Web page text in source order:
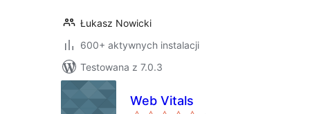
Łukasz Nowicki
600+ aktywnych instalacji
Testowana z 7.0.3
Web Vitals